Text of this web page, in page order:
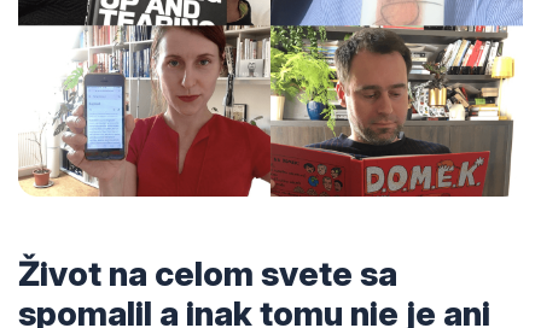
Život na celom svete sa
spomalil a inak tomu nie je ani